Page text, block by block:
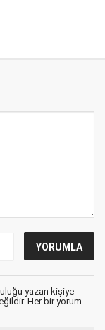
yazan kişiye
Her bir yorum